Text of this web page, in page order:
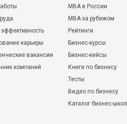
карьеры
вакансии
компаний
MBA в России
MBA за рубежом
Рейтинги
Бизнес-курсы
Бизнес-кейсы
Книги по бизнесу
Тесты
Видео по бизнесу
Каталог бизнес-школ